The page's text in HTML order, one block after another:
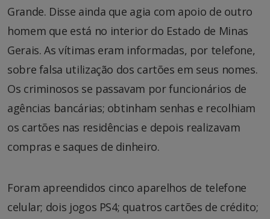
Grande. Disse ainda que agia com apoio de outro
homem que está no interior do Estado de Minas
Gerais. As vítimas eram informadas, por telefone,
sobre falsa utilização dos cartões em seus nomes.
Os criminosos se passavam por funcionários de
agências bancárias; obtinham senhas e recolhiam
os cartões nas residências e depois realizavam
compras e saques de dinheiro.
Foram apreendidos cinco aparelhos de telefone
celular; dois jogos PS4; quatros cartões de crédito;